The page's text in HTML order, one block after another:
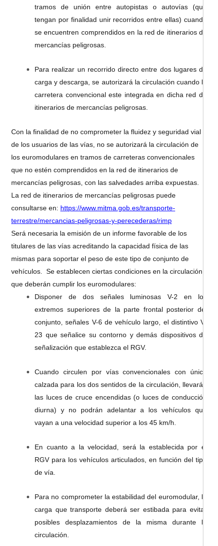
tramos de unión entre autopistas o autovías (que
tengan por finalidad unir recorridos entre ellas) cuando
se encuentren comprendidos en la red de itinerarios de
mercancías peligrosas.
Para realizar un recorrido directo entre dos lugares de
carga y descarga, se autorizará la circulación cuando la
carretera convencional este integrada en dicha red de
itinerarios de mercancías peligrosas.
Con la finalidad de no comprometer la fluidez y seguridad vial
de los usuarios de las vías, no se autorizará la circulación de
los euromodulares en tramos de carreteras convencionales
que no estén comprendidos en la red de itinerarios de
mercancías peligrosas, con las salvedades arriba expuestas.
La red de itinerarios de mercancías peligrosas puede
consultarse en: https://www.mitma.gob.es/transporte-
terrestre/mercancias-peligrosas-y-perecederas/rimp
Será necesaria la emisión de un informe favorable de los
titulares de las vías acreditando la capacidad física de las
mismas para soportar el peso de este tipo de conjunto de
vehículos. Se establecen ciertas condiciones en la circulación
que deberán cumplir los euromodulares:
Disponer de dos señales luminosas V-2 en los
extremos superiores de la parte frontal posterior del
conjunto, señales V-6 de vehículo largo, el distintivo V-
23 que señalice su contorno y demás dispositivos de
señalización que establezca el RGV.
Cuando circulen por vías convencionales con única
calzada para los dos sentidos de la circulación, llevarán
las luces de cruce encendidas (o luces de conducción
diurna) y no podrán adelantar a los vehículos que
vayan a una velocidad superior a los 45 km/h.
En cuanto a la velocidad, será la establecida por el
RGV para los vehículos articulados, en función del tipo
de vía.
Para no comprometer la estabilidad del euromodular, la
carga que transporte deberá ser estibada para evitar
posibles desplazamientos de la misma durante la
circulación.